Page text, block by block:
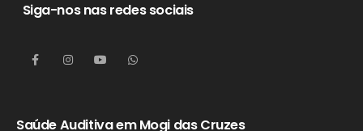
Siga-nos nas redes sociais
Saúde Auditiva em Mogi das Cruzes